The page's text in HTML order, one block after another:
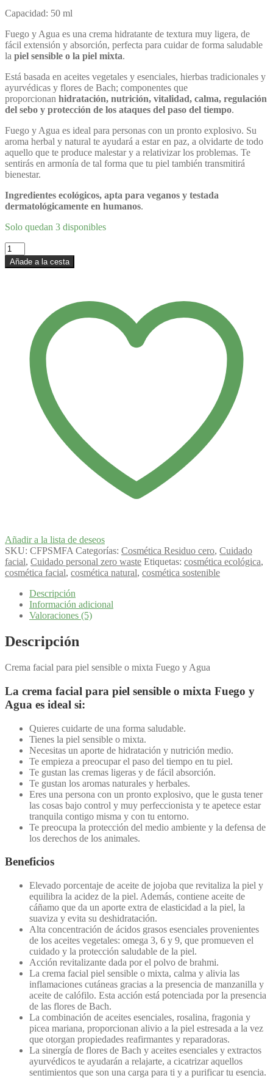
Capacidad: 50 ml
Fuego y Agua es una crema hidratante de textura muy ligera, de
fácil extensión y absorción, perfecta para cuidar de forma saludable
la piel sensible o la piel mixta.
Está basada en aceites vegetales y esenciales, hierbas tradicionales y
ayurvédicas y flores de Bach; componentes que
proporcionan hidratación, nutrición, vitalidad, calma, regulación
del sebo y protección de los ataques del paso del tiempo.
Fuego y Agua es ideal para personas con un pronto explosivo. Su
aroma herbal y natural te ayudará a estar en paz, a olvidarte de todo
aquello que te produce malestar y a relativizar los problemas. Te
sentirás en armonía de tal forma que tu piel también transmitirá
bienestar.
Ingredientes ecológicos, apta para veganos y testada
dermatológicamente en humanos.
Solo quedan 3 disponibles
Crema
facial
piel
cantidad
Añade a la cesta
Añadir a la lista de deseos
SKU: CFPSMFA Categorías: Cosmética Residuo cero, Cuidado
facial, Cuidado personal zero waste Etiquetas: cosmética ecológica,
cosmética facial, cosmética natural, cosmética sostenible
Descripción
Información adicional
Valoraciones (5)
Descripción
Crema facial para piel sensible o mixta Fuego y Agua
La crema facial para piel sensible o mixta Fuego y
Agua es ideal si:
Quieres cuidarte de una forma saludable.
Tienes la piel sensible o mixta.
Necesitas un aporte de hidratación y nutrición medio.
Te empieza a preocupar el paso del tiempo en tu piel.
Te gustan las cremas ligeras y de fácil absorción.
Te gustan los aromas naturales y herbales.
Eres una persona con un pronto explosivo, que le gusta tener
las cosas bajo control y muy perfeccionista y te apetece estar
tranquila contigo misma y con tu entorno.
Te preocupa la protección del medio ambiente y la defensa de
los derechos de los animales.
Beneficios
Elevado porcentaje de aceite de jojoba que revitaliza la piel y
equilibra la acidez de la piel. Además, contiene aceite de
cáñamo que da un aporte extra de elasticidad a la piel, la
suaviza y evita su deshidratación.
Alta concentración de ácidos grasos esenciales provenientes
de los aceites vegetales: omega 3, 6 y 9, que promueven el
cuidado y la protección saludable de la piel.
Acción revitalizante dada por el polvo de brahmi.
La crema facial piel sensible o mixta, calma y alivia las
inflamaciones cutáneas gracias a la presencia de manzanilla y
aceite de calófilo. Esta acción está potenciada por la presencia
de las flores de Bach.
La combinación de aceites esenciales, rosalina, fragonia y
picea mariana, proporcionan alivio a la piel estresada a la vez
que otorgan propiedades reafirmantes y reparadoras.
La sinergía de flores de Bach y aceites esenciales y extractos
ayurvédicos te ayudarán a relajarte, a cicatrizar aquellos
sentimientos que son una carga para ti y a purificar tu esencia.